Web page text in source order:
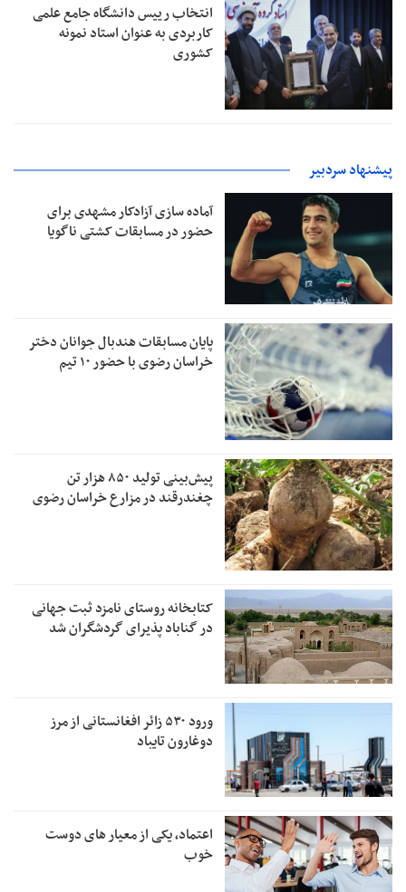
انتخاب رییس دانشگاه جامع علمی
کاربردی به عنوان استاد نمونه
کشوری
پیشنهاد سردبیر
آماده‌ سازی آزادکار مشهدی برای
حضور در مسابقات کشتی ناگویا
پایان مسابقات هندبال جوانان دختر
خراسان رضوی با حضور ۱۰ تیم
پیش‌بینی تولید ۸۵۰ هزار تن
چغندرقند در مزارع خراسان رضوی
کتابخانه روستای نامزد ثبت جهانی
در گناباد پذیرای گردشگران شد
ورود ۵۳۰ زائر افغانستانی از مرز
دوغارون تایباد
اعتماد، یکی از معیار های دوست
خوب